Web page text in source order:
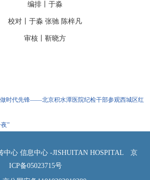
编排丨于淼
校对丨于淼 张驰 陈梓凡
审核丨靳晓方
时代先锋——北京积水潭医院纪检干部参观西城区红
”
中心 信息中心 -JISHUITAN HOSPITAL
京
ICP备05023715号